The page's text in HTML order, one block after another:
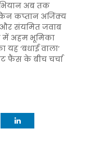
अब तक
कप्तान अजिंक्य
और संयमित जवाब
में अहम भूमिका
यह ‘बधाई वाला’
फैंस के बीच चर्चा